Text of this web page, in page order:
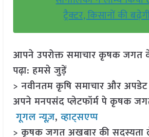
ट्रैक्टर, किसानों की
आपने उपरोक्त समाचार कृषक जगत
पढ़ा: हमसे जुड़ें
> नवीनतम कृषि समाचार और
अपने मनपसंद प्लेटफॉर्म पे कृषक
गूगल न्यूज़,व्हाट्सएप्प
> कृषक जगत अखबार की सदस्यता